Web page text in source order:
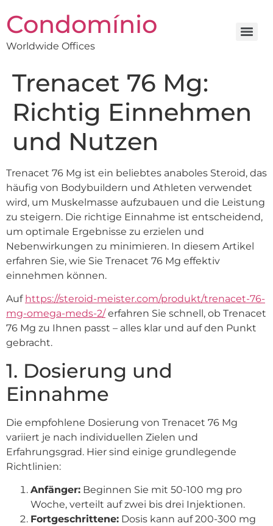
Condomínio
Worldwide Offices
Trenacet 76 Mg:
Richtig Einnehmen
und Nutzen
Trenacet 76 Mg ist ein beliebtes anaboles Steroid, das
häufig von Bodybuildern und Athleten verwendet
wird, um Muskelmasse aufzubauen und die Leistung
zu steigern. Die richtige Einnahme ist entscheidend,
um optimale Ergebnisse zu erzielen und
Nebenwirkungen zu minimieren. In diesem Artikel
erfahren Sie, wie Sie Trenacet 76 Mg effektiv
einnehmen können.
Auf https://steroid-meister.com/produkt/trenacet-76-
mg-omega-meds-2/erfahren Sie schnell, ob Trenacet
76 Mg zu Ihnen passt – alles klar und auf den Punkt
gebracht.
1. Dosierung und
Einnahme
Die empfohlene Dosierung von Trenacet 76 Mg
variiert je nach individuellen Zielen und
Erfahrungsgrad. Hier sind einige grundlegende
Richtlinien:
Anfänger: Beginnen Sie mit 50-100 mg pro
Woche, verteilt auf zwei bis drei Injektionen.
Fortgeschrittene: Dosis kann auf 200-300 mg